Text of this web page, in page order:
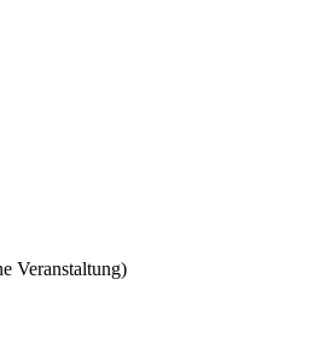
Veranstaltung)